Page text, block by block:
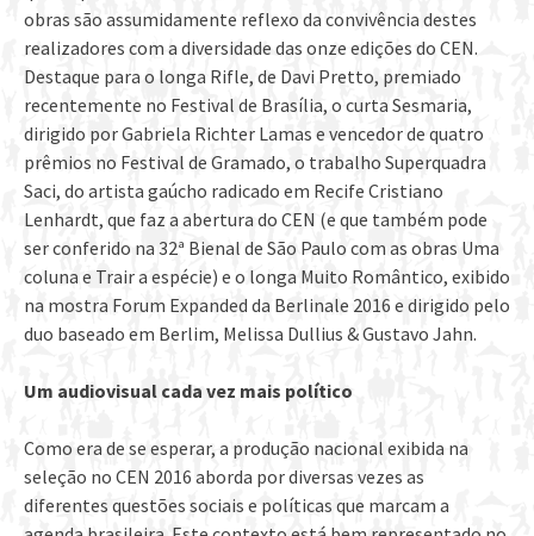
obras são assumidamente reflexo da convivência destes
realizadores com a diversidade das onze edições do CEN.
Destaque para o longa Rifle, de Davi Pretto, premiado
recentemente no Festival de Brasília, o curta Sesmaria,
dirigido por Gabriela Richter Lamas e vencedor de quatro
prêmios no Festival de Gramado, o trabalho Superquadra
Saci, do artista gaúcho radicado em Recife Cristiano
Lenhardt, que faz a abertura do CEN (e que também pode
ser conferido na 32ª Bienal de São Paulo com as obras Uma
coluna e Trair a espécie) e o longa Muito Romântico, exibido
na mostra Forum Expanded da Berlinale 2016 e dirigido pelo
duo baseado em Berlim, Melissa Dullius & Gustavo Jahn.
Um audiovisual cada vez mais político
Como era de se esperar, a produção nacional exibida na
seleção no CEN 2016 aborda por diversas vezes as
diferentes questões sociais e políticas que marcam a